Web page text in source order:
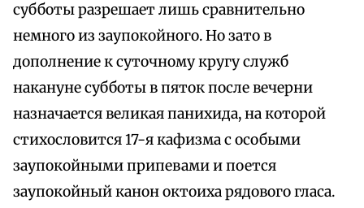
субботы разрешает лишь сравнительно
немного из заупокойного. Но зато в
дополнение к суточному кругу служб
накануне субботы в пяток после вечерни
назначается великая панихида, на которой
стихословится 17-я кафизма с особыми
заупокойными припевами и поется
заупокойный канон октоиха рядового гласа.